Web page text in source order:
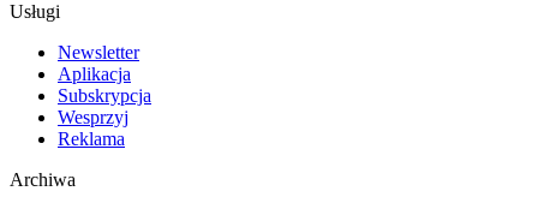
Usługi
Newsletter
Aplikacja
Subskrypcja
Wesprzyj
Reklama
Archiwa